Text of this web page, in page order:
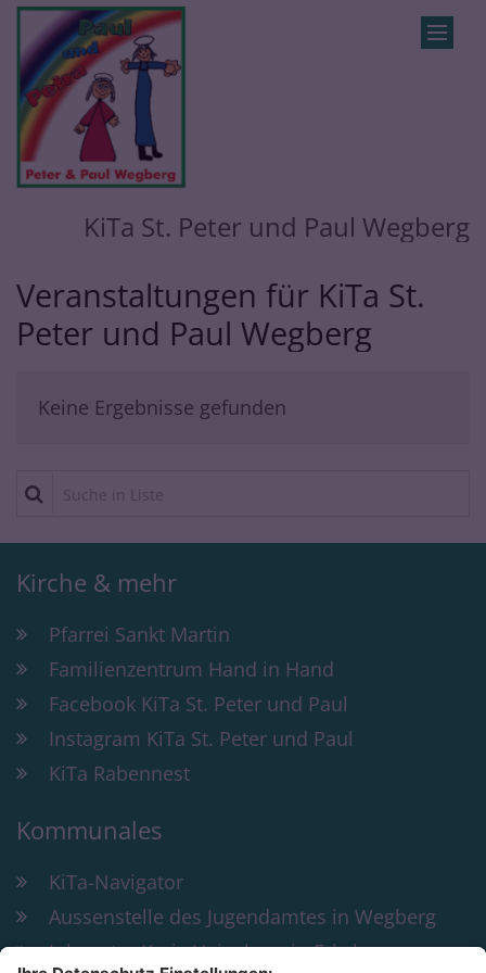
Zum Inhalt springen
KiTa St. Peter und Paul Wegberg
Veranstaltungen für KiTa St.
Peter und Paul Wegberg
Keine Ergebnisse gefunden
Suche in Liste
Kirche & mehr
Pfarrei Sankt Martin
Familienzentrum Hand in Hand
Facebook KiTa St. Peter und Paul
Instagram KiTa St. Peter und Paul
KiTa Rabennest
Kommunales
KiTa-Navigator
Aussenstelle des Jugendamtes in Wegberg
Jobcenter Kreis Heinsberg in Erkelenz